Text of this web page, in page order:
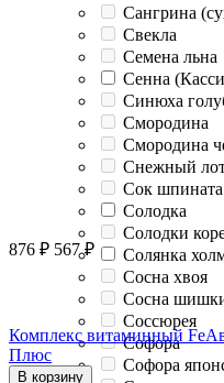
Сангрина
Свекла
Семена льна
Сенна
Синюха
Смородина
Смородина
Снежный
Сок шпината
Солодка
Солодки
Солянка
Сосна хвоя
Сосна
Соссюрея
Софора
Софора
876 ₽ 567 ₽
Комплекс витаминный
Плюс
В корзину